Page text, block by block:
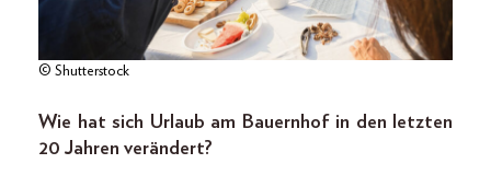
© Shutterstock
Wie hat sich Urlaub am Bauernhof in den letzten
20 Jahren verändert?